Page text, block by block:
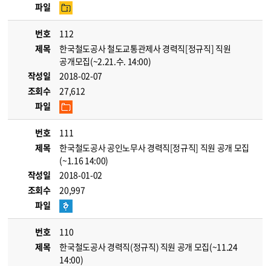
파일
번호
112
제목
한국철도공사 철도교통관제사 경력직[정규직] 직원
공개모집(~2.21.수. 14:00)
작성일
2018-02-07
조회수
27,612
파일
번호
111
제목
한국철도공사 공인노무사 경력직[정규직] 직원 공개 모집
(~1.16 14:00)
작성일
2018-01-02
조회수
20,997
파일
번호
110
제목
한국철도공사 경력직(정규직) 직원 공개 모집(~11.24
14:00)